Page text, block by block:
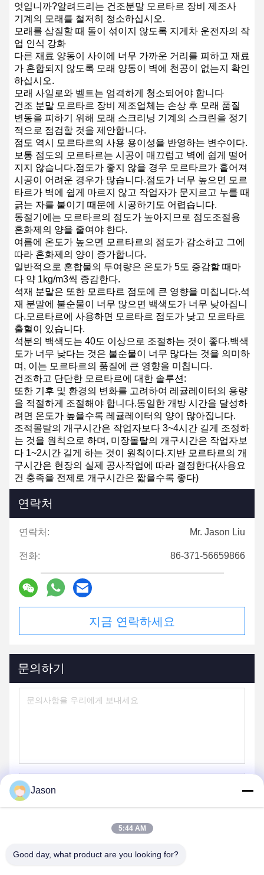
엇입니까?알려드리는 건조분말 모르타르 장비 제조사
기계의 모래를 철저히 청소하십시오.
모래를 삽질할 때 돌이 섞이지 않도록 지게차 운전자의 작
업 인식 강화
다른 재료 양동이 사이에 너무 가까운 거리를 피하고 재료
가 혼합되지 않도록 모래 양동이 벽에 천공이 없는지 확인
하십시오.
모래 사일로와 벨트는 엄격하게 청소되어야 합니다
건조 분말 모르타르 장비 제조업체는 손상 후 모래 품질
변동을 피하기 위해 모래 스크리닝 기계의 스크린을 정기
적으로 점검할 것을 제안합니다.
점도 역시 모르타르의 사용 용이성을 반영하는 변수이다.
보통 점도의 모르타르는 시공이 매끄럽고 벽에 쉽게 떨어
지지 않습니다.점도가 좋지 않을 경우 모르타르가 흩어져
시공이 어려운 경우가 많습니다.점도가 너무 높으면 모르
타르가 벽에 쉽게 마르지 않고 작업자가 문지르고 누를 때
긁는 자를 붙이기 때문에 시공하기도 어렵습니다.
동절기에는 모르타르의 점도가 높아지므로 점도조절용
혼화제의 양을 줄여야 한다.
여름에 온도가 높으면 모르타르의 점도가 감소하고 그에
따라 혼화제의 양이 증가합니다.
일반적으로 혼합물의 투여량은 온도가 5도 증감할 때마
다 약 1kg/m3씩 증감한다.
석재 분말은 또한 모르타르 점도에 큰 영향을 미칩니다.석
재 분말에 불순물이 너무 많으면 백색도가 너무 낮아집니
다.모르타르에 사용하면 모르타르 점도가 낮고 모르타르
출혈이 있습니다.
석분의 백색도는 40도 이상으로 조절하는 것이 좋다.백색
도가 너무 낮다는 것은 불순물이 너무 많다는 것을 의미하
며, 이는 모르타르의 품질에 큰 영향을 미칩니다.
건조하고 단단한 모르타르에 대한 솔루션:
또한 기후 및 환경의 변화를 고려하여 레귤레이터의 용량
을 적절하게 조절해야 합니다.동일한 개방 시간을 달성하
려면 온도가 높을수록 레귤레이터의 양이 많아집니다.
조적몰탈의 개구시간은 작업자보다 3~4시간 길게 조정하
는 것을 원칙으로 하며, 미장몰탈의 개구시간은 작업자보
다 1~2시간 길게 하는 것이 원칙이다.지반 모르타르의 개
구시간은 현장의 실제 공사작업에 따라 결정한다(사용요
건 충족을 전제로 개구시간은 짧을수록 좋다)
연락처
연락처: Mr. Jason Liu
전화: 86-371-56659866
지금 연락하세요
문의하기
보내
Jason
5:44 AM
Good day, what product are you looking for?